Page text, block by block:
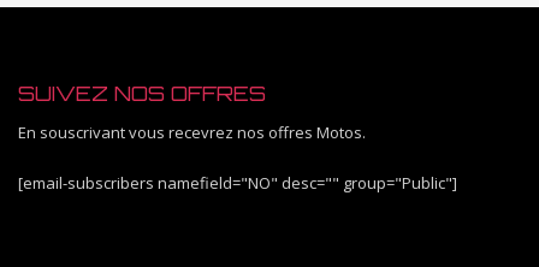
SUIVEZ NOS OFFRES
En souscrivant vous recevrez nos offres Motos.
[email-subscribers namefield="NO" desc="" group="Public"]